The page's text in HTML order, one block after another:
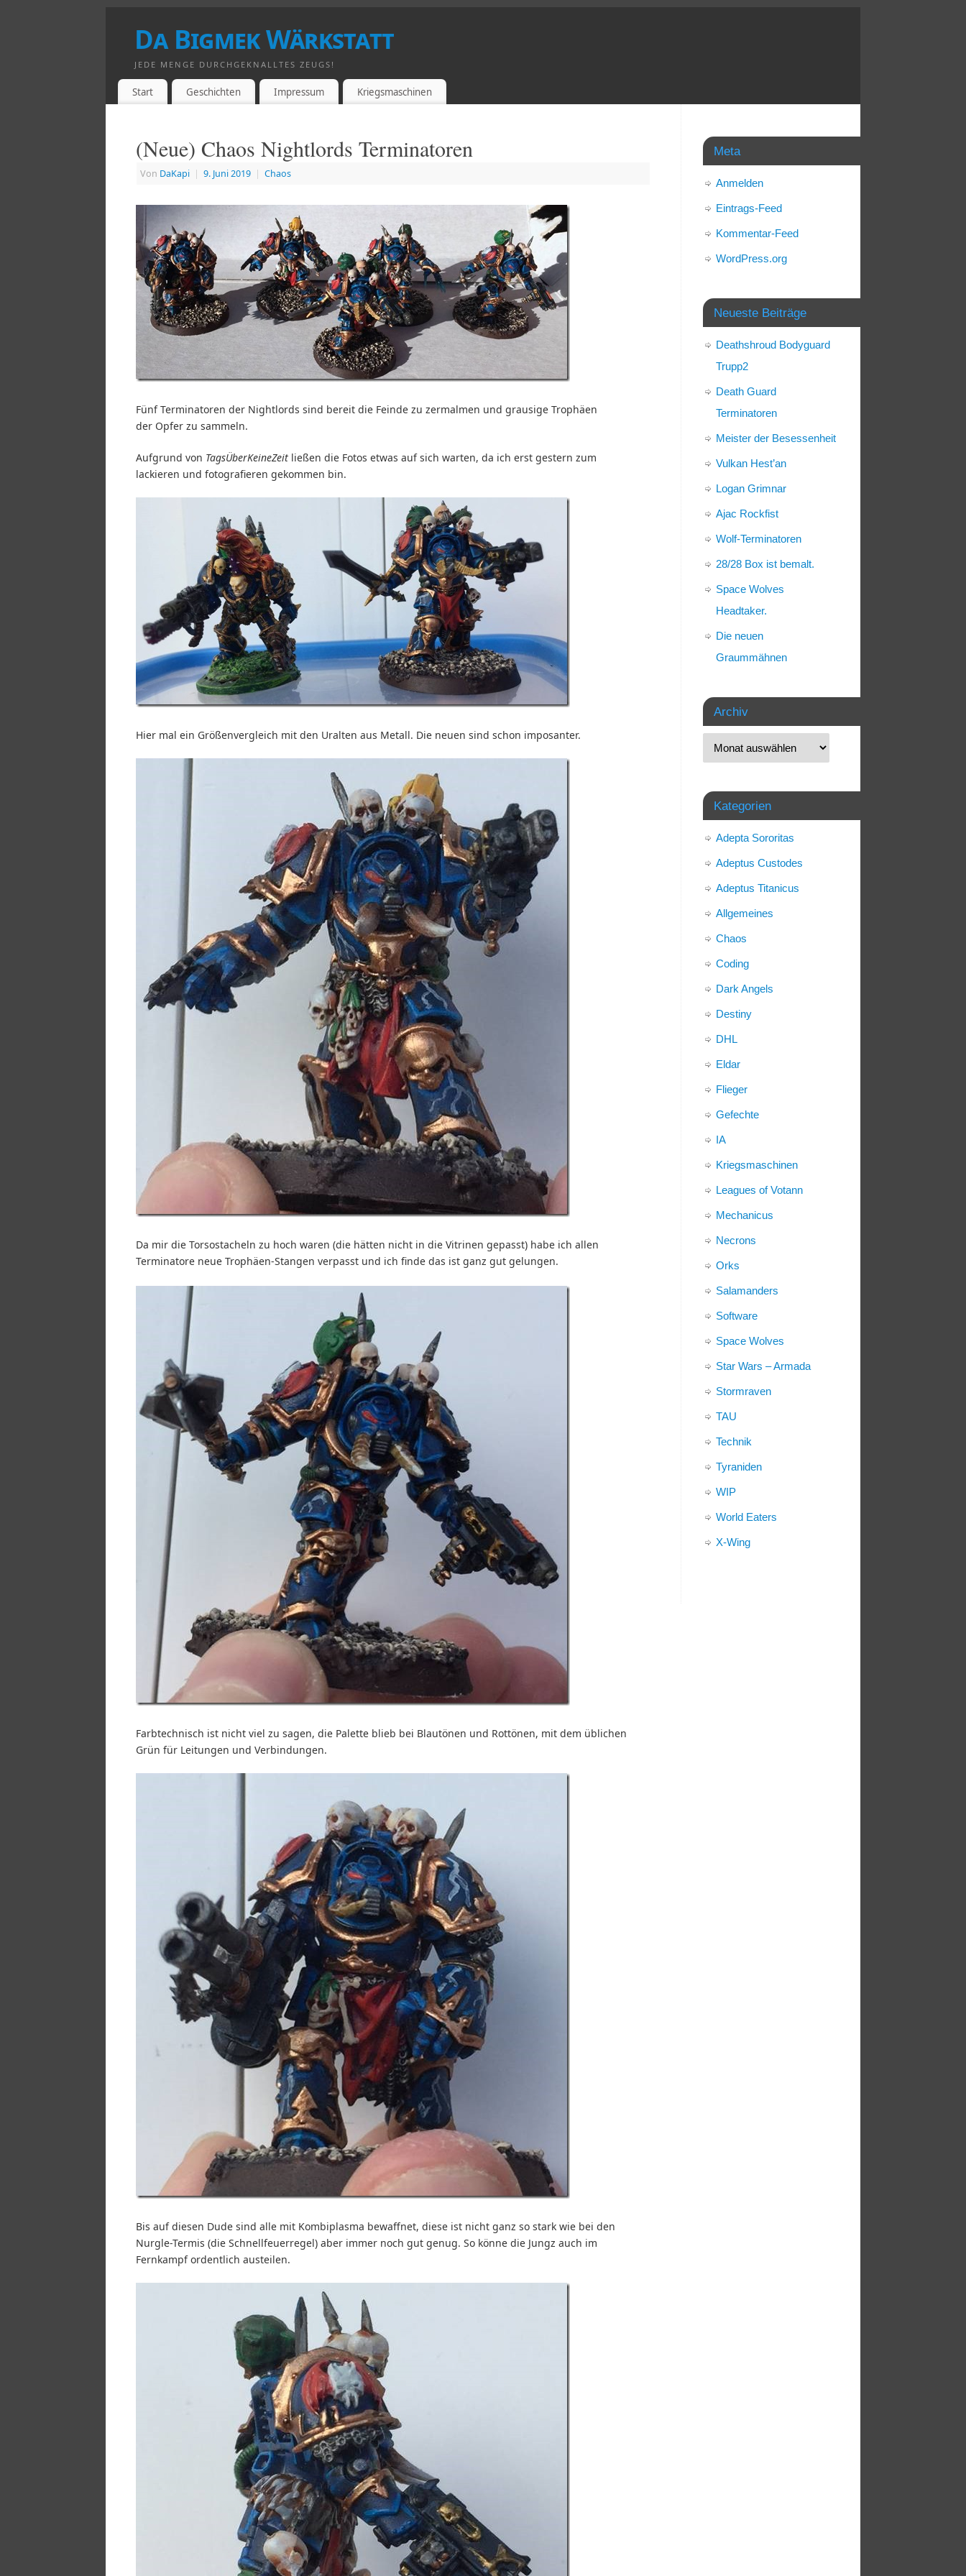
Da Bigmek Wärkstatt
JEDE MENGE DURCHGEKNALLTES ZEUGS!
Start Geschichten Impressum Kriegsmaschinen
(Neue) Chaos Nightlords Terminatoren
Von DaKapi | 9. Juni 2019 | Chaos
Fünf Terminatoren der Nightlords sind bereit die Feinde zu zermalmen und grausige Trophäen
der Opfer zu sammeln.
Aufgrund von TagsÜberKeineZeit ließen die Fotos etwas auf sich warten, da ich erst gestern zum
lackieren und fotografieren gekommen bin.
Hier mal ein Größenvergleich mit den Uralten aus Metall. Die neuen sind schon imposanter.
Da mir die Torsostacheln zu hoch waren (die hätten nicht in die Vitrinen gepasst) habe ich allen
Terminatore neue Trophäen-Stangen verpasst und ich finde das ist ganz gut gelungen.
Farbtechnisch ist nicht viel zu sagen, die Palette blieb bei Blautönen und Rottönen, mit dem üblichen
Grün für Leitungen und Verbindungen.
Bis auf diesen Dude sind alle mit Kombiplasma bewaffnet, diese ist nicht ganz so stark wie bei den
Nurgle-Termis (die Schnellfeuerregel) aber immer noch gut genug. So könne die Jungz auch im
Fernkampf ordentlich austeilen.
Meta
Anmelden
Eintrags-Feed
Kommentar-Feed
WordPress.org
Neueste Beiträge
Deathshroud Bodyguard
Trupp2
Death Guard
Terminatoren
Meister der Besessenheit
Vulkan Hest’an
Logan Grimnar
Ajac Rockfist
Wolf-Terminatoren
28/28 Box ist bemalt.
Space Wolves
Headtaker.
Die neuen
Graummähnen
Archiv
Kategorien
Adepta Sororitas
Adeptus Custodes
Adeptus Titanicus
Allgemeines
Chaos
Coding
Dark Angels
Destiny
DHL
Eldar
Flieger
Gefechte
IA
Kriegsmaschinen
Leagues of Votann
Mechanicus
Necrons
Orks
Salamanders
Software
Space Wolves
Star Wars – Armada
Stormraven
TAU
Technik
Tyraniden
WIP
World Eaters
X-Wing